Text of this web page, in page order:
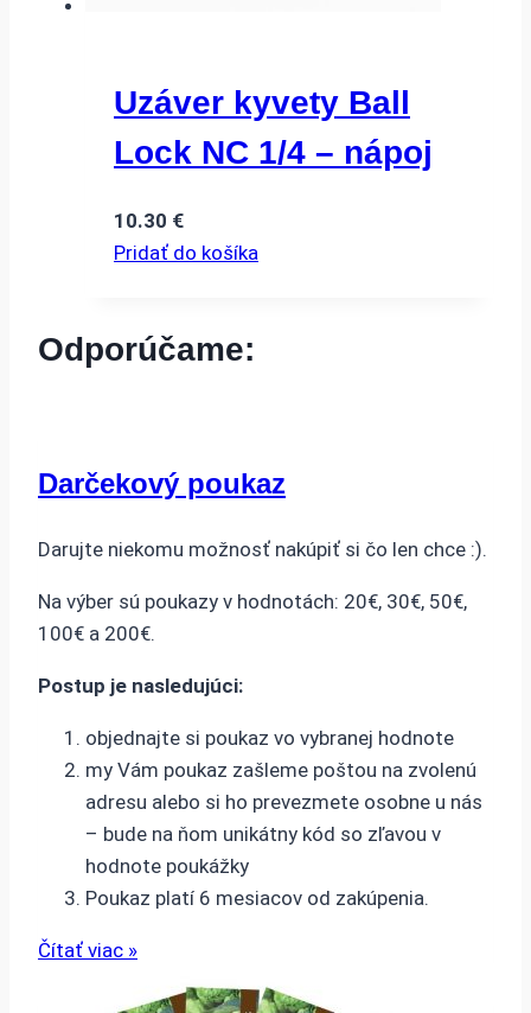
Uzáver kyvety Ball
Lock NC 1/4 – nápoj
10.30 €
Pridať do košíka
Odporúčame:
Darčekový poukaz
Darujte niekomu možnosť nakúpiť si čo len chce :).
Na výber sú poukazy v hodnotách: 20€, 30€, 50€,
100€ a 200€.
Postup je nasledujúci:
objednajte si poukaz vo vybranej hodnote
my Vám poukaz zašleme poštou na zvolenú
adresu alebo si ho prevezmete osobne u nás
– bude na ňom unikátny kód so zľavou v
hodnote poukážky
Poukaz platí 6 mesiacov od zakúpenia.
Čítať viac »